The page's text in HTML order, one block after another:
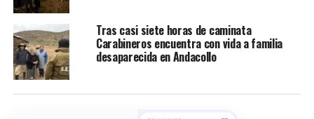
Tras casi siete horas de caminata
Carabineros encuentra con vida a familia
desaparecida en Andacollo